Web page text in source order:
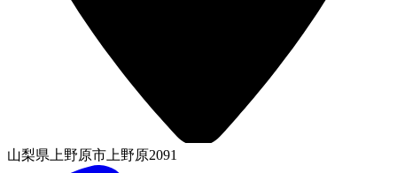
山梨県上野原市上野原2091